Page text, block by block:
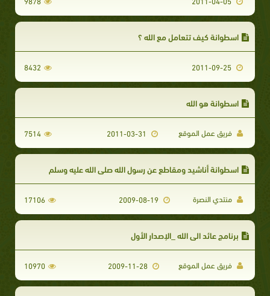
اسطوانة كيف تتعامل مع الله ؟
8432
اسطوانة هو الله
فريق عمل الموقع 7514
اسطوانة أناشيد ومقاطع عن رسول الله صلى الله عليه وسلم
منتدي النصرة 17106
برنامج عائد الى الله _الإصدار الأول
فريق عمل الموقع 10970